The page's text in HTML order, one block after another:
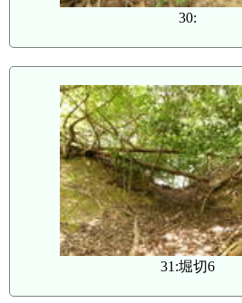
30:
31:堀切6